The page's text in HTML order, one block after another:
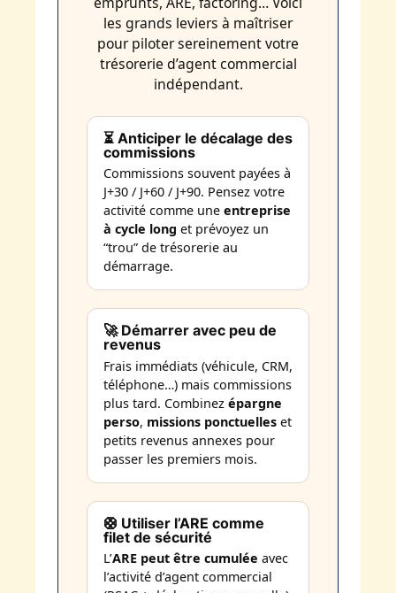
les grands leviers à maîtriser
pour piloter sereinement votre
trésorerie d’agent commercial
indépendant.
⏳ Anticiper le décalage des
commissions
Commissions souvent payées à
J+30 / J+60 / J+90. Pensez votre
activité comme une entreprise
à cycle long et prévoyez un
“trou” de trésorerie au
démarrage.
🚀 Démarrer avec peu de
revenus
Frais immédiats (véhicule, CRM,
téléphone…) mais commissions
plus tard. Combinez épargne
perso, missions ponctuelles et
petits revenus annexes pour
passer les premiers mois.
🛟 Utiliser l’ARE comme
filet de sécurité
L’ARE peut être cumulée avec
l’activité d’agent commercial